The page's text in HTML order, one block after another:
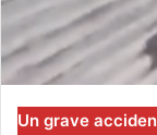
Un grave